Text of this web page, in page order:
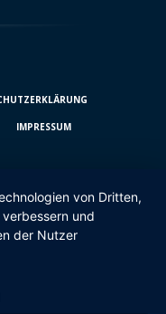
IMPRESSUM
von Dritten,
und
der Nutzer